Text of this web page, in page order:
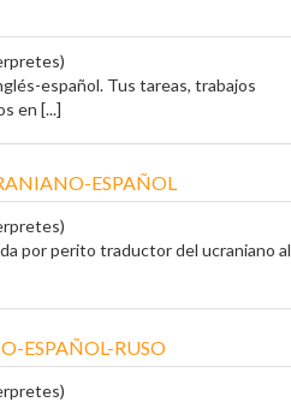
español. Tus tareas, trabajos
en [...]
ESPAÑOL
por perito traductor del ucraniano al
ESPAÑOL-RUSO